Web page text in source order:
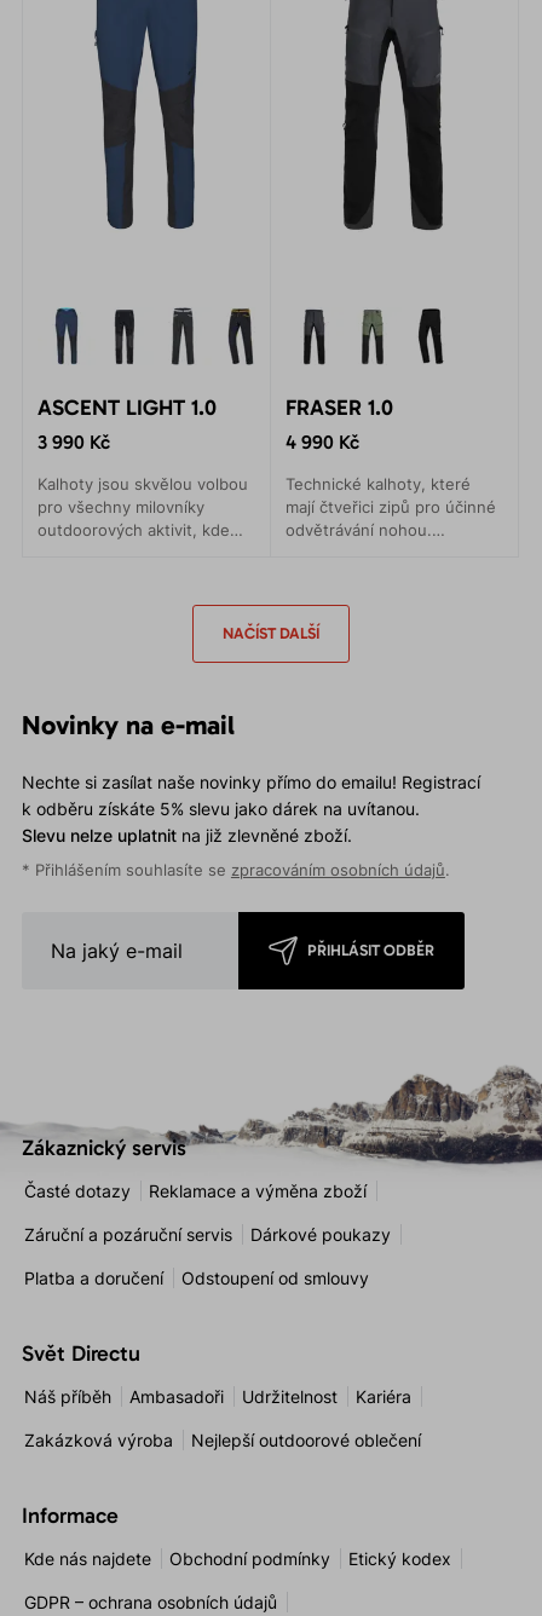
ASCENT LIGHT 1.0
3 990 Kč
Kalhoty jsou skvělou volbou
pro všechny milovníky
outdoorových aktivit, kde
FRASER 1.0
4 990 Kč
Technické kalhoty, které
mají čtveřici zipů pro účinné
odvětrávání nohou.
NAČÍST DALŠÍ
Novinky na e-mail
Nechte si zasílat naše novinky přímo do emailu! Registrací
k odběru získáte 5% slevu jako dárek na uvítanou.
Slevu nelze uplatnitna již zlevněné zboží.
* Přihlášením souhlasíte se zpracováním osobních údajů.
PŘIHLÁSIT ODBĚR
Zákaznický servis
Časté dotazy Reklamace a výměna zboží
Záruční a pozáruční servis Dárkové poukazy
Platba a doručení Odstoupení od smlouvy
Svět Directu
Náš příběh Ambasadoři Udržitelnost Kariéra
Zakázková výroba Nejlepší outdoorové oblečení
Informace
Kde nás najdete Obchodní podmínky Etický kodex
GDPR – ochrana osobních údajů